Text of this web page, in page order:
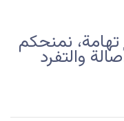
نمنحكم
والتفرد